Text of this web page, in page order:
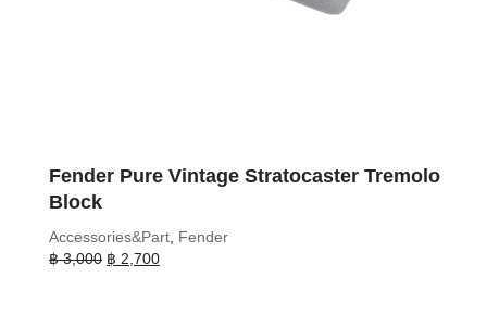
Fender Pure Vintage Stratocaster Tremolo
Block
Accessories&Part, Fender
฿3,000 Original
฿ 2,700Current